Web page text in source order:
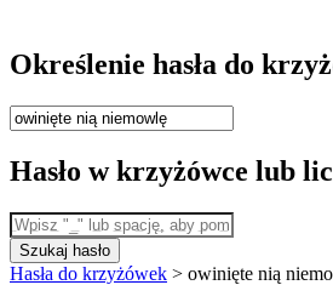
Określenie hasła do
Hasło w krzyżówce lub
Szukaj hasło
Hasła do krzyżówek > owinięte nią